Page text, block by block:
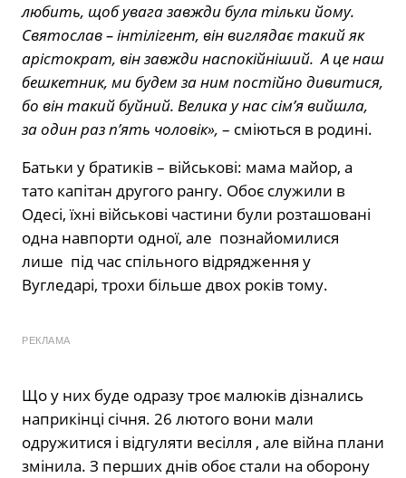
любить, щоб увага завжди була тільки йому.
Святослав – інтілігент, він виглядає такий як
арістократ, він завжди наспокійніший. А це наш
бешкетник, ми будем за ним постійно дивитися,
бо він такий буйний. Велика у нас сім’я вийшла,
за один раз п’ять чоловік», – сміються в родині.
Батьки у братиків – військові: мама майор, а
тато капітан другого рангу. Обоє служили в
Одесі, їхні військові частини були розташовані
одна навпорти одної, але познайомилися
лише під час спільного відрядження у
Вугледарі, трохи більше двох років тому.
РЕКЛАМА
Що у них буде одразу троє малюків дізнались
наприкінці січня. 26 лютого вони мали
одружитися і відгуляти весілля , але війна плани
змінила. З перших днів обоє стали на оборону